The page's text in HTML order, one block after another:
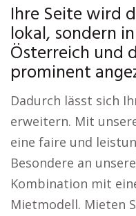
Ihre Seite wird
lokal, sondern
Österreich und
prominent
Dadurch lässt sich
erweitern. Mit
eine faire und
Besondere an
Kombination mit
Mietmodell. Mieten